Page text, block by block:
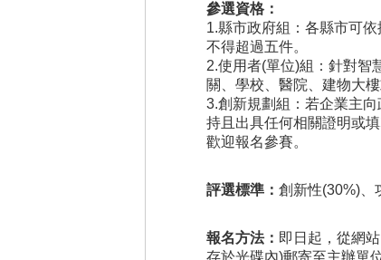
參選資格：
1.縣市政府組：各縣市可
不得超過五件。
2.使用者(單位)組：針對智
關、學校、醫院、建物大
3.創新規劃組：若企業主
持且出具任何相關證明或
歡迎報名參賽。
評選標準： 創新性(30%)、
報名方法： 即日起，從網站